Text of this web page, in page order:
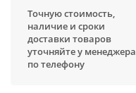
Точную стоимость,
наличие и сроки
доставки товаров
уточняйте у менеджера
по телефону